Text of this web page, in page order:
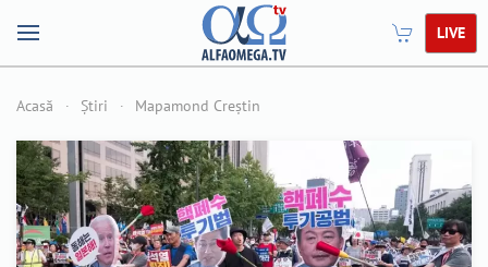
LIVE
Acasă Știri Mapamond Creștin